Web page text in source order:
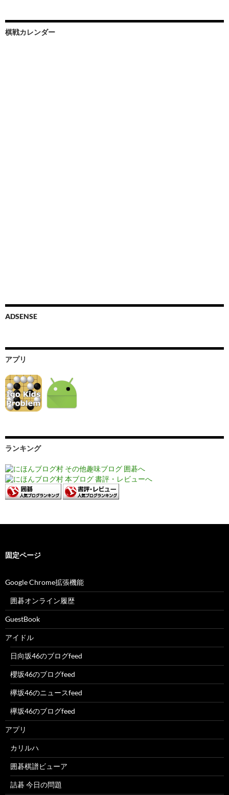
棋戦カレンダー
ADSENSE
アプリ
ランキング
固定ページ
Google Chrome拡張機能
囲碁オンライン履歴
GuestBook
アイドル
日向坂46のブログfeed
櫻坂46のブログfeed
欅坂46のニュースfeed
欅坂46のブログfeed
アプリ
カリルハ
囲碁棋譜ビューア
詰碁 今日の問題